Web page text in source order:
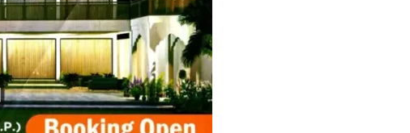
News
in